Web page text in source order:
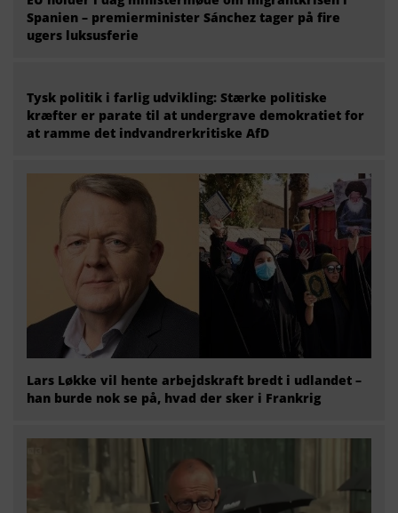
Spanien – premierminister Sánchez tager på fire
ugers luksusferie
Tysk politik i farlig udvikling: Stærke politiske
kræfter er parate til at undergrave demokratiet for
at ramme det indvandrerkritiske AfD
Lars Løkke vil hente arbejdskraft bredt i udlandet –
han burde nok se på, hvad der sker i Frankrig